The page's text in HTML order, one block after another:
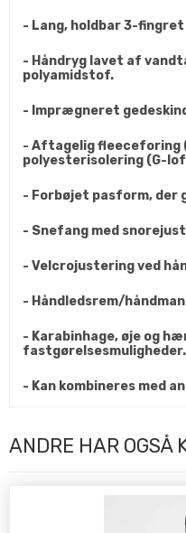
- Lang, holdbar 3-fingret
- Håndryg lavet af
polyamidstof.
- Imprægneret
- Aftagelig fleeceforing
polyesterisolering (G-
- Forbøjet pasform, der
- Snefang med
- Velcrojustering ved
- Håndledsrem/
- Karabinhage, øje og
fastgørelsesmuligheder.
- Kan kombineres med
ANDRE HAR OGSÅ